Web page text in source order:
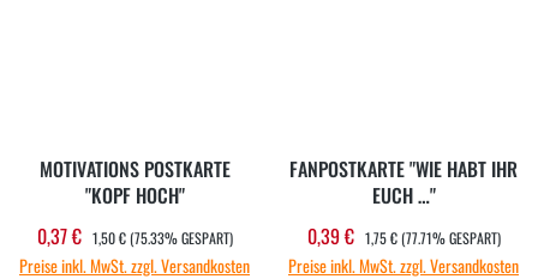
MOTIVATIONS POSTKARTE
"KOPF HOCH"
Verkaufspreis:
0,37 € REGULÄRER PREIS:
1,50 € (75.33% GESPART)
Preise inkl. MwSt. zzgl. Versandkosten
FANPOSTKARTE "WIE HABT IHR
EUCH …"
Verkaufspreis:
0,39 € REGULÄRER PREIS:
1,75 € (77.71% GESPART)
Preise inkl. MwSt. zzgl. Versandkosten